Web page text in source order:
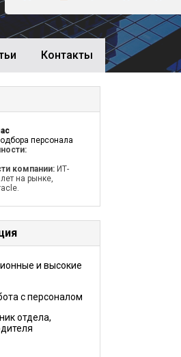
Контакты
персонала
компании: ИТ-
на рынке,
и высокие
с персоналом
отдела,